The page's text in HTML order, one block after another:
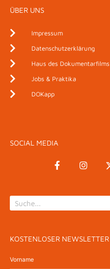
ÜBER UNS
Impressum
Datenschutzerklärung
Haus des Dokumentarfilms
Jobs & Praktika
DOKapp
SOCIAL MEDIA
KOSTENLOSER NEWSLETTER
Vorname